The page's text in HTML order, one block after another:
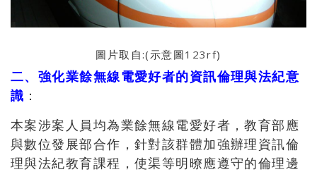
圖片取自:(示意圖123rf)
二、強化業餘無線電愛好者的資訊倫理與法紀意
識 ：
本案涉案人員均為業餘無線電愛好者，教育部應
與數位發展部合作，針對該群體加強辦理資訊倫
理與法紀教育課程，使渠等明暸應遵守的倫理邊